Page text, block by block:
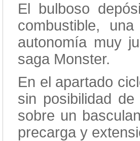
El bulboso
combustible,
autonomía muy
saga Monster.
En el apartado
sin posibilidad
sobre un
precarga y